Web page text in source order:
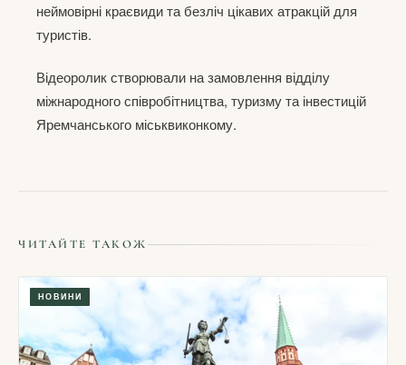
неймовірні краєвиди та безліч цікавих атракцій для
туристів.
Відеоролик створювали на замовлення відділу
міжнародного співробітництва, туризму та інвестицій
Яремчанського міськвиконкому.
ЧИТАЙТЕ ТАКОЖ
НОВИНИ